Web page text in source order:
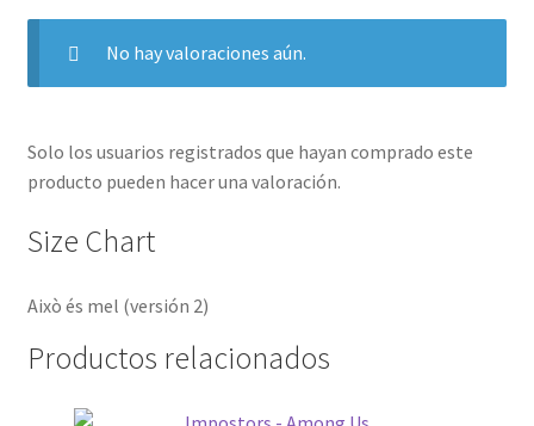
No hay valoraciones aún.
Solo los usuarios registrados que hayan comprado este
producto pueden hacer una valoración.
Size Chart
Això és mel (versión 2)
Productos relacionados